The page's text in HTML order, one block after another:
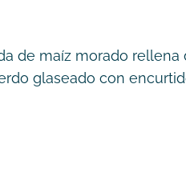
de maíz morado rellena
glaseado con